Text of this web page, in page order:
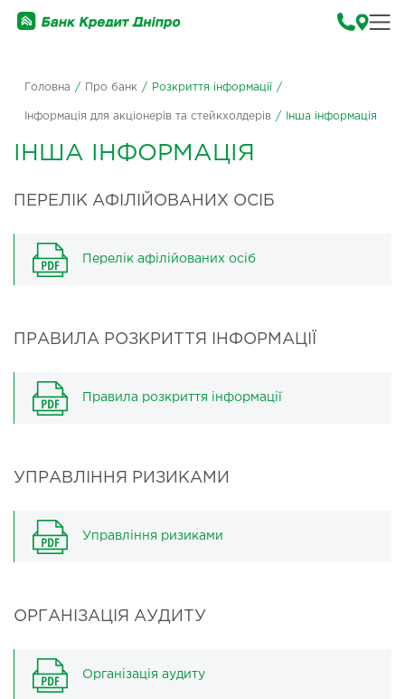
Головна / Про банк / Розкриття інформації /
Інформація для акціонерів та стейкхолдерів / Інша інформація
ІНША ІНФОРМАЦІЯ
ПЕРЕЛІК АФІЛІЙОВАНИХ ОСІБ
Перелік афілійованих осіб
ПРАВИЛА РОЗКРИТТЯ ІНФОРМАЦІЇ
Правила розкриття інформації
УПРАВЛІННЯ РИЗИКАМИ
Управління ризиками
ОРГАНІЗАЦІЯ АУДИТУ
Організація аудиту